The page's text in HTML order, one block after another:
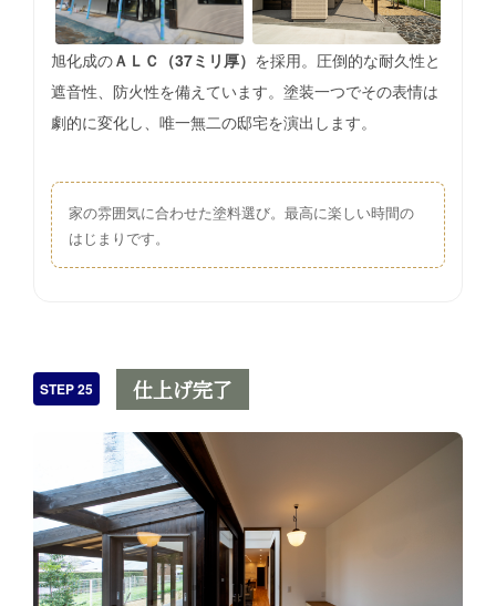
旭化成のＡＬＣ（37ミリ厚） を採用。圧倒的な耐久性と
遮音性、防火性を備えています。塗装一つでその表情は
劇的に変化し、唯一無二の邸宅を演出します。
家の雰囲気に合わせた塗料選び。最高に楽しい時間の
はじまりです。
STEP 25 仕上げ完了